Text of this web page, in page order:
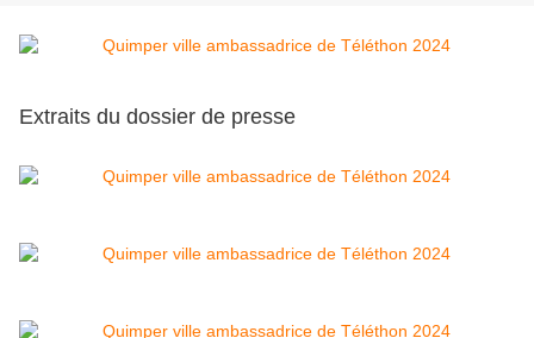
Extraits du dossier de presse